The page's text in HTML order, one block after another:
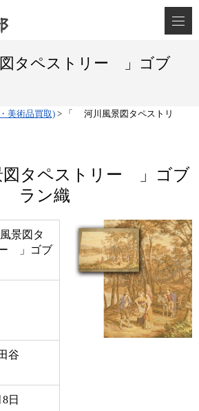
タペストリー 」ゴブ
美術品買取) >
「 河川風景図タペストリ
タペストリー 」ゴブ
ラン織
景図タ
」ゴブ
谷
日